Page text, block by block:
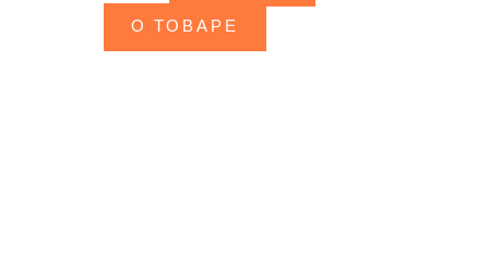
О ТОВАРЕ